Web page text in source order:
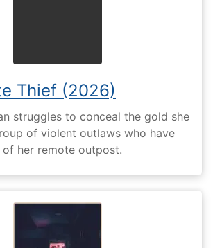
Thief (2026)
struggles to conceal the gold she
of violent outlaws who have
her remote outpost.